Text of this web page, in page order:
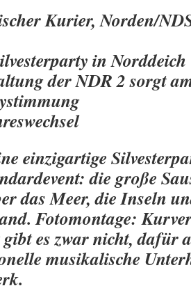
Kurier, Norden/
in Norddeich
der NDR 2 sorgt
einzigartige
die große
das Meer, die Inseln
Fotomontage:
es zwar nicht, dafür
musikalische